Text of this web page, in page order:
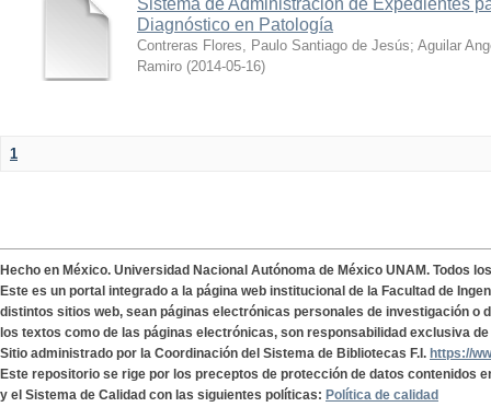
Sistema de Administración de Expedientes
Diagnóstico en Patología
Contreras Flores, Paulo Santiago de Jesús; Aguilar
Ramiro (2014-05-16)
1
Hecho en México. Universidad Nacional Autónoma de México UNAM. Todos
Este es un portal integrado a la página web institucional de la Facultad de
distintos sitios web, sean páginas electrónicas personales de investigación o
los textos como de las páginas electrónicas, son responsabilidad exclusiva
Sitio administrado por la Coordinación del Sistema de Bibliotecas F.I. https://
Este repositorio se rige por los preceptos de protección de datos contenidos
y el Sistema de Calidad con las siguientes políticas: Política de calidad